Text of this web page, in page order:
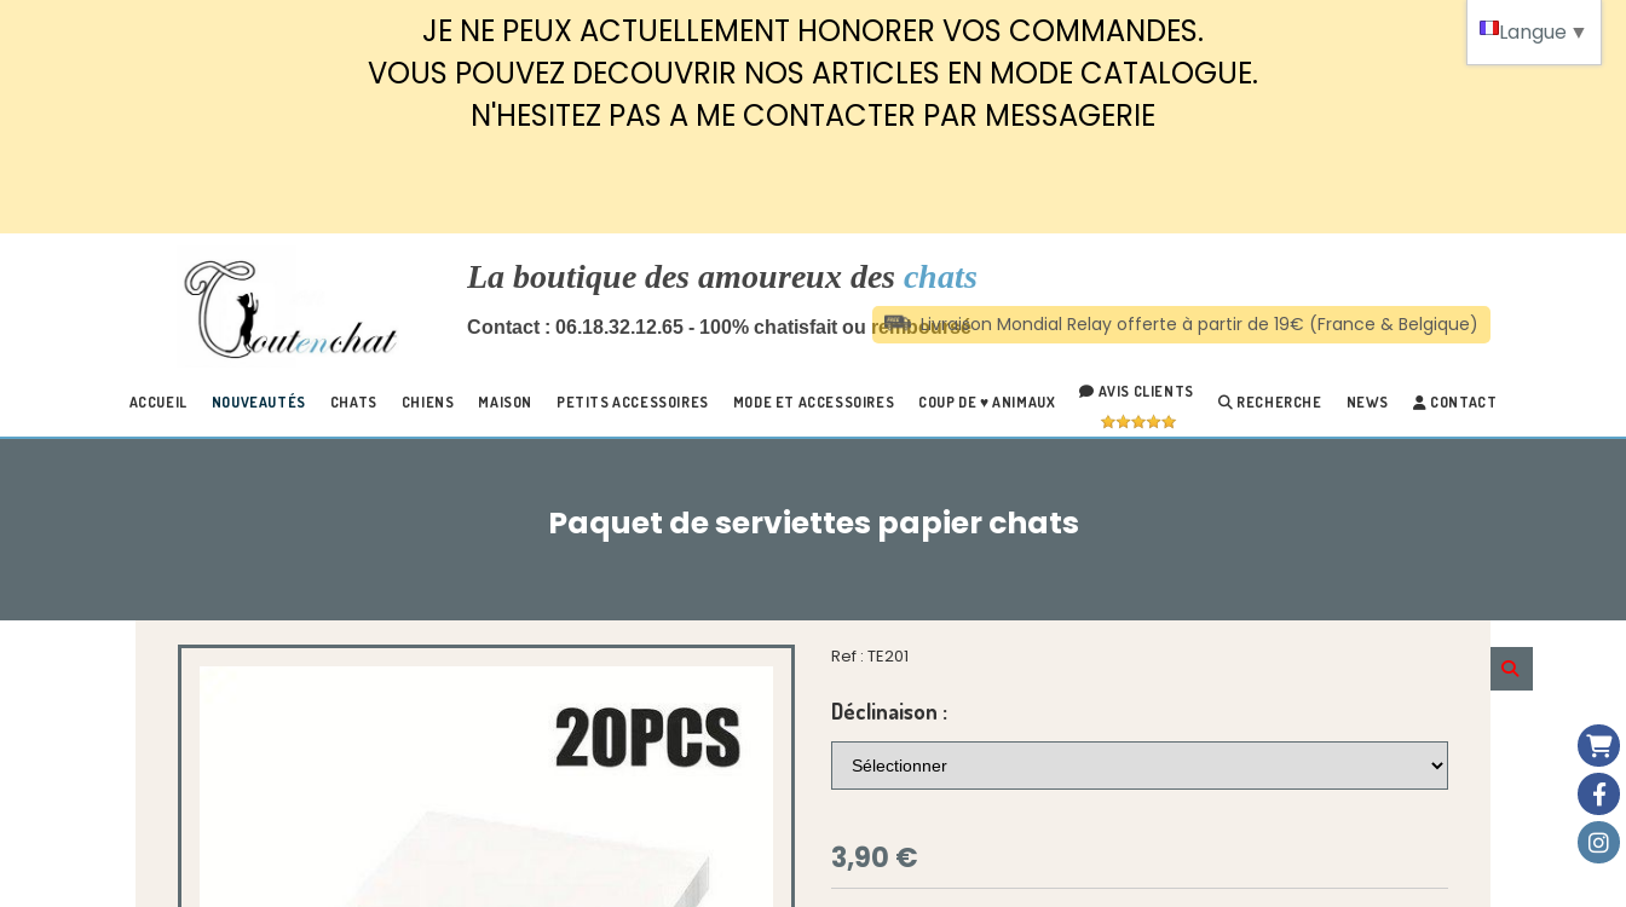
JE NE PEUX ACTUELLEMENT HONORER VOS COMMANDES.
VOUS POUVEZ DECOUVRIR NOS ARTICLES EN MODE CATALOGUE.
N'HESITEZ PAS A ME CONTACTER PAR MESSAGERIE
La boutique des amoureux des chats
Contact : 06.18.32.12.65 - 100% chatisfait ou remboursé
ACCUEIL NOUVEAUTÉS CHATS CHIENS MAISON PETITS ACCESSOIRES MODE ET ACCESSOIRES COUP DE ♥ ANIMAUX
AVIS CLIENTS
RECHERCHE NEWS CONTACT
Paquet de serviettes papier chats
Ref : TE201
Déclinaison :
3,90 €
Langue ▼